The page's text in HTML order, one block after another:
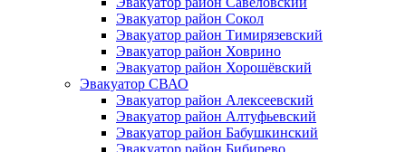
Эвакуатор район Сокол
Эвакуатор район Тимирязевский
Эвакуатор район Ховрино
Эвакуатор район Хорошёвский
Эвакуатор СВАО
Эвакуатор район Алексеевский
Эвакуатор район Алтуфьевский
Эвакуатор район Бабушкинский